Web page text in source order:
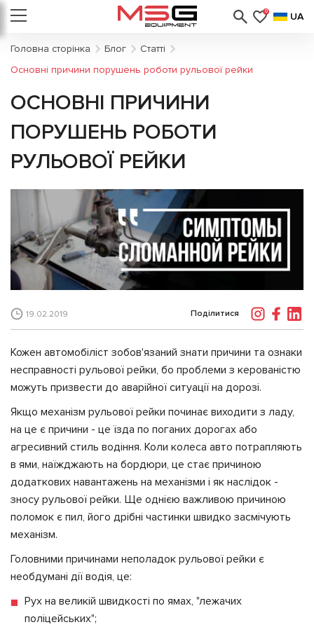
0 UA
Головна сторінка Блог
Статті
Основні причини порушень роботи рульової рейки
ОСНОВНІ ПРИЧИНИ
ПОРУШЕНЬ РОБОТИ
РУЛЬОВОЇ РЕЙКИ
19.02.2019 Поділитися
Кожен автомобіліст зобов'язаний знати причини та ознаки
несправності рульової рейки, бо проблеми з керованістю
можуть призвести до аварійної ситуації на дорозі.
Якщо механізм рульової рейки починає виходити з ладу,
на це є причини - це їзда по поганих дорогах або
агресивний стиль водіння. Коли колеса авто потрапляють
в ями, наїжджають на бордюри, це стає причиною
додаткових навантажень на механізми і як наслідок -
зносу рульової рейки. Ще однією важливою причиною
поломок є пил, його дрібні частинки швидко засмічують
механізм.
Головними причинами неполадок рульової рейки є
необдумані дії водія, це:
Рух на великій швидкості по ямах, "лежачих
поліцейських";